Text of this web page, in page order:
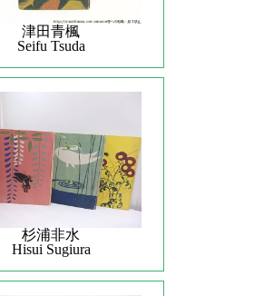
津田青楓
Seifu Tsuda
杉浦非水
Hisui Sugiura